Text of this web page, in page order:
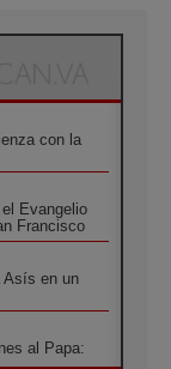
con la
Evangelio
Francisco
Asís en un
al Papa: